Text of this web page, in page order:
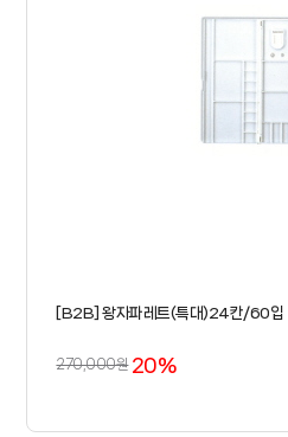
[B2B] 왕자파레트(특대)24칸/60입
270,000원 20%